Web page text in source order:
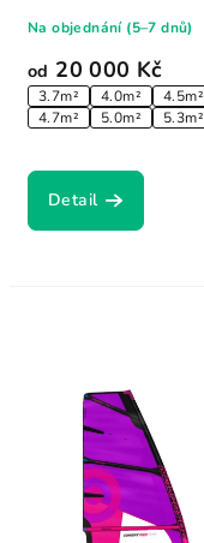
od 20 000 Kč
3.7m² 4.0m²
4.5m²
4.7m²
5.0m² 5.3m²
Na objednání (5–7 dnů)
Detail